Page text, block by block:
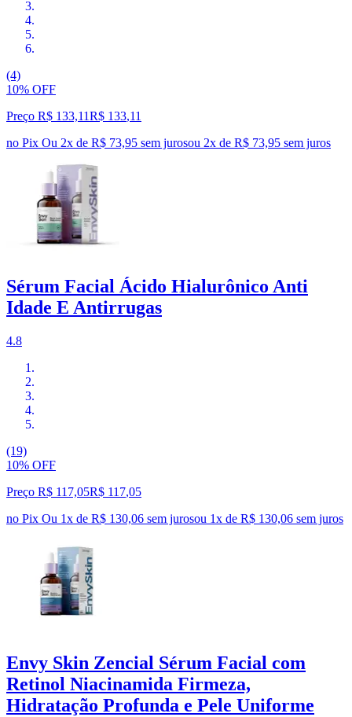
(4)
10% OFF
Preço R$ 133,11R$ 133,11
no Pix Ou 2x de R$ 73,95 sem jurosou 2x de R$ 73,95 sem juros
Sérum Facial Ácido Hialurônico Anti
Idade E Antirrugas
4.8
(19)
10% OFF
Preço R$ 117,05R$ 117,05
no Pix Ou 1x de R$ 130,06 sem jurosou 1x de R$ 130,06 sem juros
Envy Skin Zencial Sérum Facial com
Retinol Niacinamida Firmeza,
Hidratação Profunda e Pele Uniforme